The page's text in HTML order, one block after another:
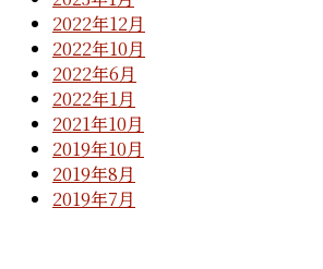
2022年12月
2022年10月
2022年6月
2022年1月
2021年10月
2019年10月
2019年8月
2019年7月